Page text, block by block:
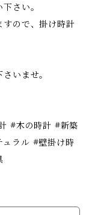
さい。
すので、掛け時計
いませ。
#木の時計 #新築
ラル #壁掛け時